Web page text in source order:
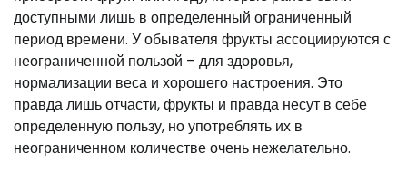
доступными лишь в определенный ограниченный
период времени. У обывателя фрукты ассоциируются с
неограниченной пользой – для здоровья,
нормализации веса и хорошего настроения. Это
правда лишь отчасти, фрукты и правда несут в себе
определенную пользу, но употреблять их в
неограниченном количестве очень нежелательно.